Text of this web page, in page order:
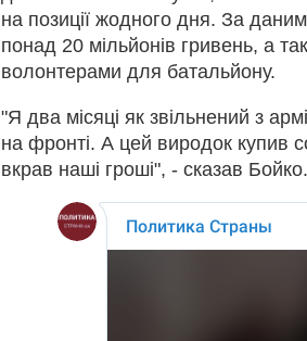
на позиції жодного дня. За
понад 20 мільйонів гривень, а
волонтерами для батальйону.
"Я два місяці як звільнений з
на фронті. А цей виродок купив
вкрав наші гроші", - сказав Бойко.